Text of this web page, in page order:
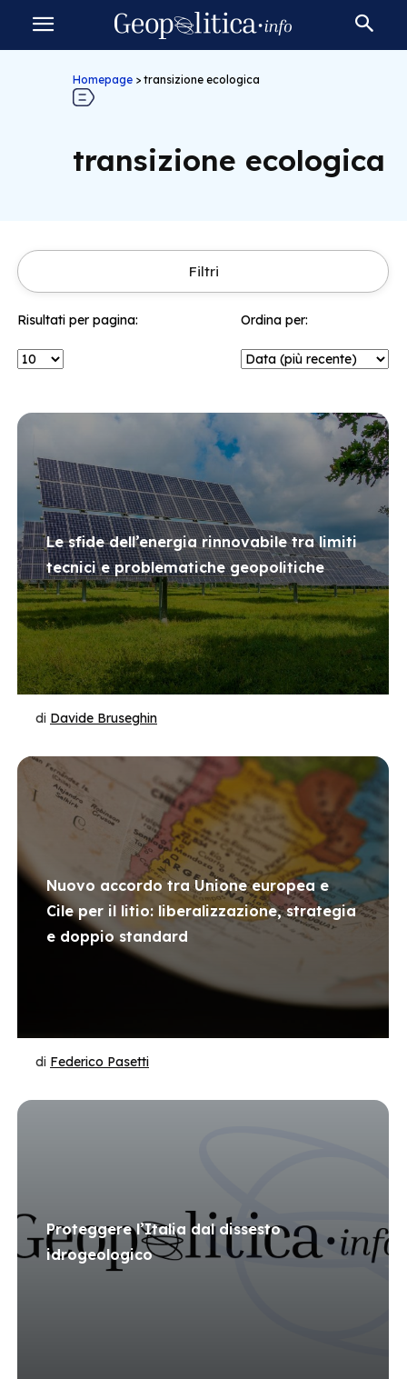
Homepage > transizione ecologica
transizione ecologica
Filtri
Risultati per pagina: Ordina per:
Le sfide dell’energia rinnovabile tra limiti
tecnici e problematiche geopolitiche
di Davide Bruseghin
Nuovo accordo tra Unione europea e
Cile per il litio: liberalizzazione, strategia
e doppio standard
di Federico Pasetti
Proteggere l’Italia dal dissesto
idrogeologico